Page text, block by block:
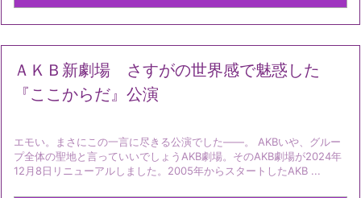
ＡＫＢ新劇場 さすがの世界感で魅惑した
『ここからだ』公演
エモい。まさにこの一言に尽きる公演でした――。 AKBいや、グルー
プ全体の聖地と言っていいでしょうAKB劇場。そのAKB劇場が2024年
12月8日リニューアルしました。2005年からスタートしたAKB ...